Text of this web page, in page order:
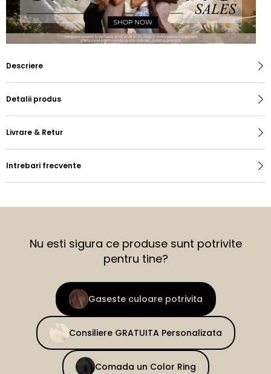
Descriere
Detalii produs
Livrare & Retur
Intrebari frecvente
Nu esti sigura ce produse sunt potrivite
pentru tine?
Gaseste culoare potrivita
Consiliere GRATUITA Personalizata
Comada un Color Ring